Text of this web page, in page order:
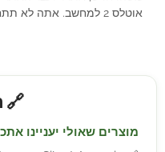
אוטלס 2 למחשב. אתה לא תתחרת.
🔗
מוצרים שאולי יעניינו